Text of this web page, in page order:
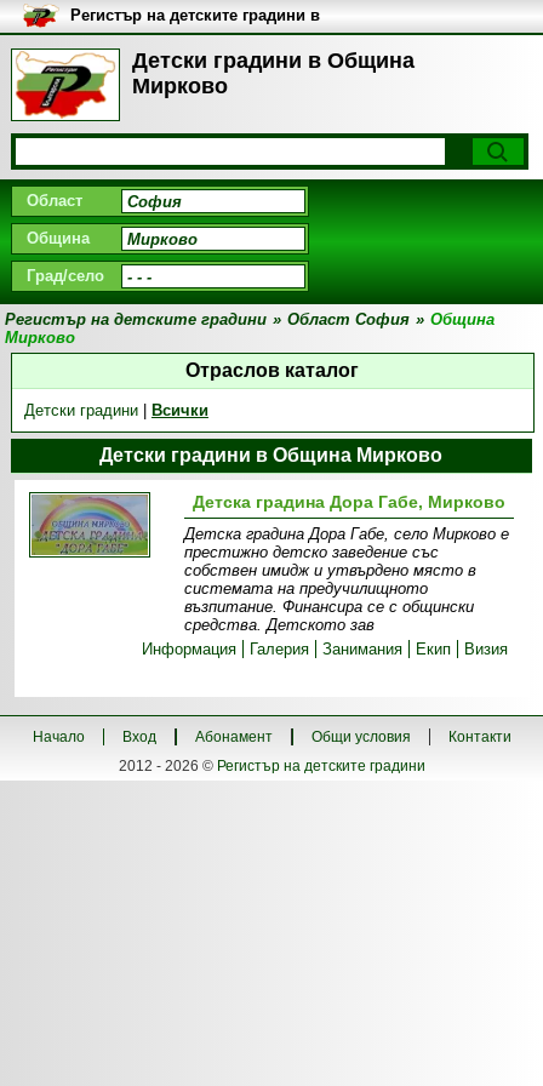
Детски градини в Община
Мирково
Регистър на детските градини в
България
Област
Община
Град/село
Регистър на детските градини » Област София » Община
Мирково
Отраслов каталог
Детски градини| Всички
Детски градини в Община Мирково
Детска градина Дора Габе, Мирково
Детска градина Дора Габе, село Мирково е
престижно детско заведение със
собствен имидж и утвърдено място в
системата на предучилищното
възпитание. Финансира се с общински
средства. Детското зав
Информация
Галерия Занимания Екип Визия
Начало Вход Абонамент Общи условия
Контакти
2012 - 2026 © Регистър на детските градини